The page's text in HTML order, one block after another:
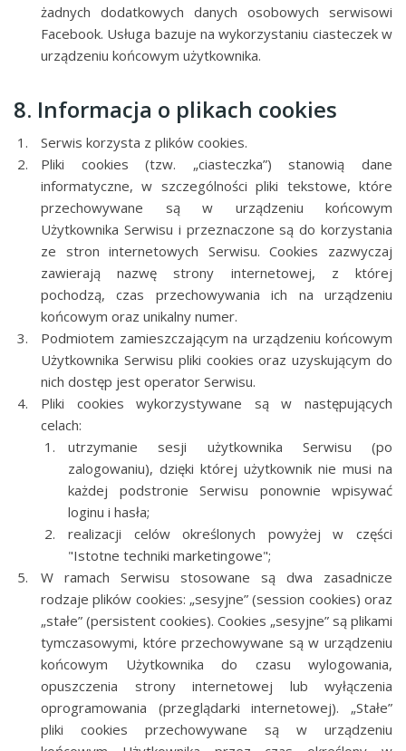
żadnych dodatkowych danych osobowych serwisowi
Facebook. Usługa bazuje na wykorzystaniu ciasteczek w
urządzeniu końcowym użytkownika.
8. Informacja o plikach cookies
Serwis korzysta z plików cookies.
Pliki cookies (tzw. „ciasteczka”) stanowią dane
informatyczne, w szczególności pliki tekstowe, które
przechowywane są w urządzeniu końcowym
Użytkownika Serwisu i przeznaczone są do korzystania
ze stron internetowych Serwisu. Cookies zazwyczaj
zawierają nazwę strony internetowej, z której
pochodzą, czas przechowywania ich na urządzeniu
końcowym oraz unikalny numer.
Podmiotem zamieszczającym na urządzeniu końcowym
Użytkownika Serwisu pliki cookies oraz uzyskującym do
nich dostęp jest operator Serwisu.
Pliki cookies wykorzystywane są w następujących
celach:
utrzymanie sesji użytkownika Serwisu (po
zalogowaniu), dzięki której użytkownik nie musi na
każdej podstronie Serwisu ponownie wpisywać
loginu i hasła;
realizacji celów określonych powyżej w części
"Istotne techniki marketingowe";
W ramach Serwisu stosowane są dwa zasadnicze
rodzaje plików cookies: „sesyjne” (session cookies) oraz
„stałe” (persistent cookies). Cookies „sesyjne” są plikami
tymczasowymi, które przechowywane są w urządzeniu
końcowym Użytkownika do czasu wylogowania,
opuszczenia strony internetowej lub wyłączenia
oprogramowania (przeglądarki internetowej). „Stałe”
pliki cookies przechowywane są w urządzeniu